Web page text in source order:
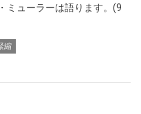
ミューラーは語ります。(9
縮